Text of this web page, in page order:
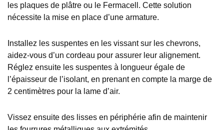
les plaques de plâtre ou le Fermacell. Cette solution
nécessite la mise en place d’une armature.
Installez les suspentes en les vissant sur les chevrons,
aidez-vous d’un cordeau pour assurer leur alignement.
Réglez ensuite les suspentes à longueur égale de
l’épaisseur de l’isolant, en prenant en compte la marge de
2 centimètres pour la lame d’air.
Vissez ensuite des lisses en périphérie afin de maintenir